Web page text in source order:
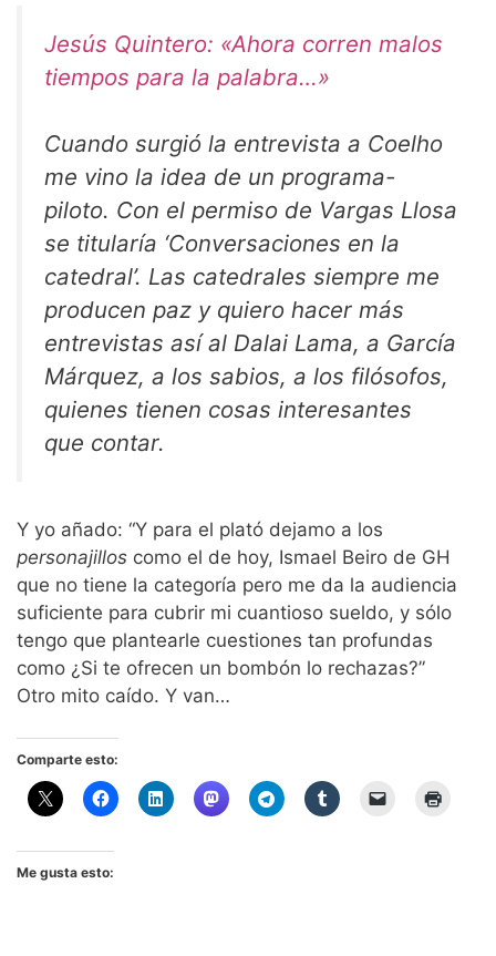
Jesús Quintero: «Ahora corren malos
tiempos para la palabra…»
Cuando surgió la entrevista a Coelho
me vino la idea de un programa-
piloto. Con el permiso de Vargas Llosa
se titularía ‘Conversaciones en la
catedral’. Las catedrales siempre me
producen paz y quiero hacer más
entrevistas así al Dalai Lama, a García
Márquez, a los sabios, a los filósofos,
quienes tienen cosas interesantes
que contar.
Y yo añado: “Y para el plató dejamo a los
personajillos como el de hoy, Ismael Beiro de GH
que no tiene la categoría pero me da la audiencia
suficiente para cubrir mi cuantioso sueldo, y sólo
tengo que plantearle cuestiones tan profundas
como ¿Si te ofrecen un bombón lo rechazas?”
Otro mito caído. Y van…
Comparte esto:
Me gusta esto: